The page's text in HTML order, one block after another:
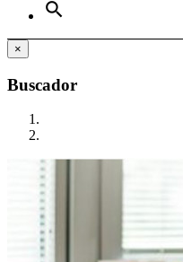
search
×
Buscador